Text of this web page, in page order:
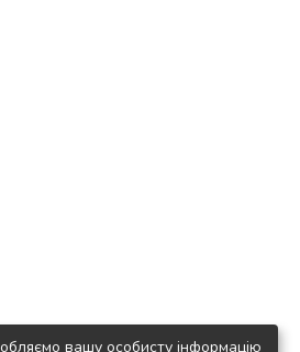
вашу особисту інформацію